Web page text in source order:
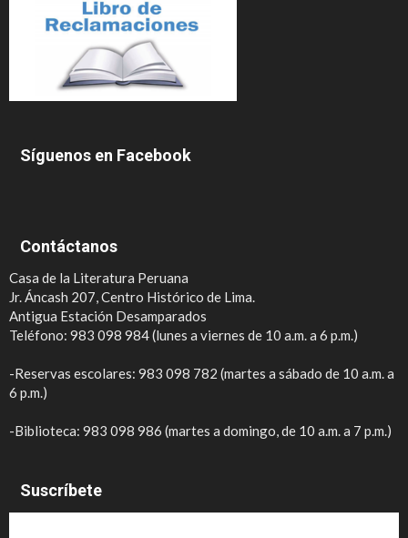
Síguenos en Facebook
Contáctanos
Casa de la Literatura Peruana
Jr. Áncash 207, Centro Histórico de Lima.
Antigua Estación Desamparados
Teléfono: 983 098 984 (lunes a viernes de 10 a.m. a 6 p.m.)
-Reservas escolares: 983 098 782 (martes a sábado de 10 a.m. a
6 p.m.)
-Biblioteca: 983 098 986 (martes a domingo, de 10 a.m. a 7 p.m.)
Suscríbete